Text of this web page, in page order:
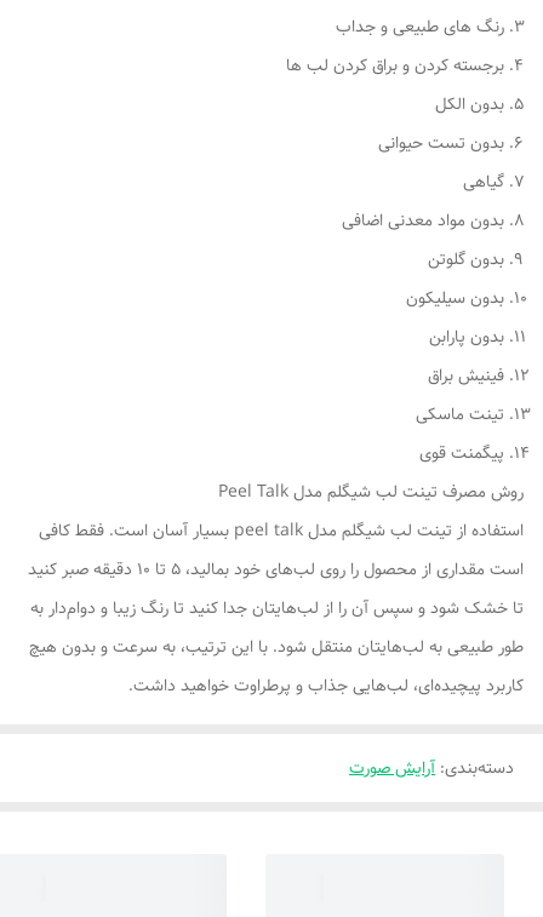
رنگ های طبیعی و جداب
برجسته کردن و براق کردن لب ها
بدون الکل
بدون تست حیوانی
گیاهی
بدون مواد معدنی اضافی
بدون گلوتن
بدون سیلیکون
بدون پارابن
فینیش براق
تینت ماسکی
پیگمنت قوی
روش مصرف تینت لب شیگلم مدل Peel Talk
استفاده از تینت لب شیگلم مدل peel talk بسیار آسان است. فقط کافی
است مقداری از محصول را روی لب‌های خود بمالید، ۵ تا ۱۰ دقیقه صبر کنید
تا خشک شود و سپس آن را از لب‌هایتان جدا کنید تا رنگ زیبا و دوام‌دار به
طور طبیعی به لب‌هایتان منتقل شود. با این ترتیب، به سرعت و بدون هیچ
کاربرد پیچیده‌ای، لب‌هایی جذاب و پرطراوت خواهید داشت.
دسته‌بندی: آرایش صورت